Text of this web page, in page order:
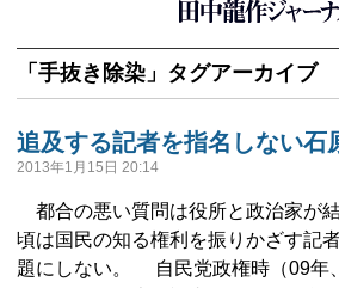
「 手抜き除染 」タグアーカイブ
追及する記者を指名しない石
2013年1月15日 20:14
都合の悪い質問は役所と政治家が
頃は国民の知る権利を振りかざす記
題にしない。 自民党政権時（09年